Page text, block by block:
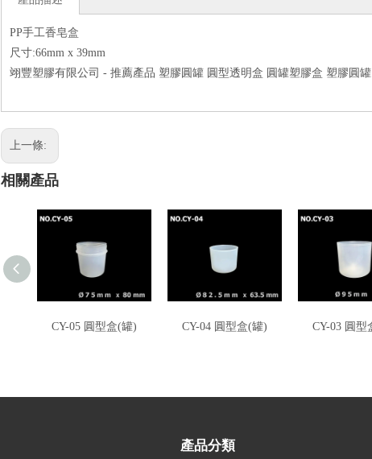
PP手工香皂盒
尺寸:66mm x 39mm
翊豐塑膠有限公司 - 推薦產品 塑膠圓罐 圓型透明盒 圓罐塑膠盒 塑膠圓罐
上一條:
相關產品
CY-05 圓型盒(罐) CY-04 圓型盒(罐) CY-03 圓型
產品分類